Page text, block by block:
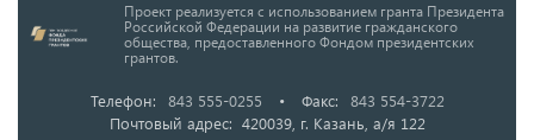
Проект реализуется с использованием гранта Президента
Российской Федерации на развитие гражданского
общества, предоставленного Фондом президентских
грантов.
Телефон: 843 555-0255 • Факс:
843 554-3722
Почтовый адрес: 420039, г. Казань, а/я 122